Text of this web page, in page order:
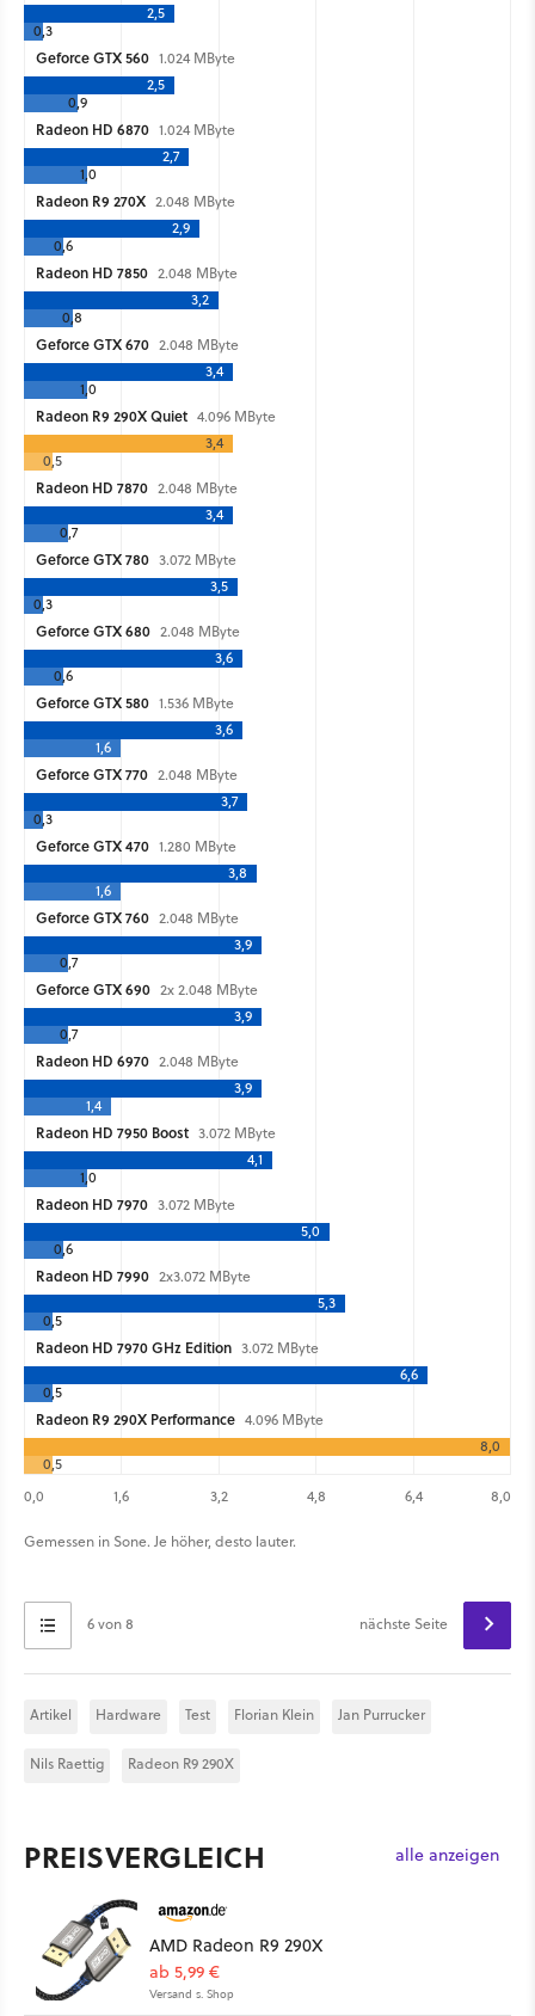
2,5
0,3
Geforce GTX 560 1.024 MByte
2,5
0,9
Radeon HD 6870 1.024 MByte
2,7
1,0
Radeon R9 270X 2.048 MByte
2,9
0,6
Radeon HD 7850 2.048 MByte
3,2
0,8
Geforce GTX 670 2.048 MByte
3,4
1,0
Radeon R9 290X Quiet 4.096 MByte
3,4
0,5
Radeon HD 7870 2.048 MByte
3,4
0,7
Geforce GTX 780 3.072 MByte
3,5
0,3
Geforce GTX 680 2.048 MByte
3,6
0,6
Geforce GTX 580 1.536 MByte
3,6
1,6
Geforce GTX 770 2.048 MByte
3,7
0,3
Geforce GTX 470 1.280 MByte
3,8
1,6
Geforce GTX 760 2.048 MByte
3,9
0,7
Geforce GTX 690 2x 2.048 MByte
3,9
0,7
Radeon HD 6970 2.048 MByte
3,9
1,4
Radeon HD 7950 Boost 3.072 MByte
4,1
1,0
Radeon HD 7970 3.072 MByte
5,0
0,6
Radeon HD 7990 2x3.072 MByte
5,3
0,5
Radeon HD 7970 GHz Edition 3.072 MByte
6,6
0,5
Radeon R9 290X Performance 4.096 MByte
8,0
0,5
0,0
1,6 3,2 4,8 6,4 8,0
Gemessen in Sone. Je höher, desto lauter.
6 von 8 nächste Seite
Artikel Hardware Test Florian Klein Jan Purrucker
Nils Raettig Radeon R9 290X
PREISVERGLEICH alle anzeigen
AMD Radeon R9 290X
ab 5,99 €
Versand s. Shop